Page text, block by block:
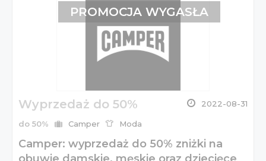
Wyprzedaż do 50% 2022-08-31
do 50% Camper Moda
Camper: wyprzedaż do 50% zniżki na
PROMOCJA WYGASŁA